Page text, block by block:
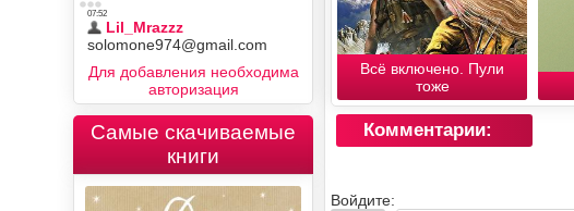
Всё включено. Пули
тоже
Комментарии:
Войдите:
Для добавления необходима
авторизация
Самые скачиваемые
книги